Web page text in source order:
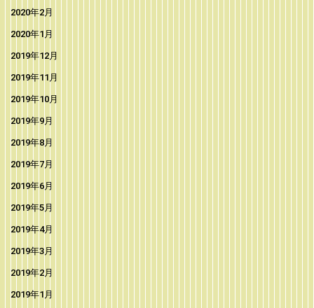
2020年2月
2020年1月
2019年12月
2019年11月
2019年10月
2019年9月
2019年8月
2019年7月
2019年6月
2019年5月
2019年4月
2019年3月
2019年2月
2019年1月